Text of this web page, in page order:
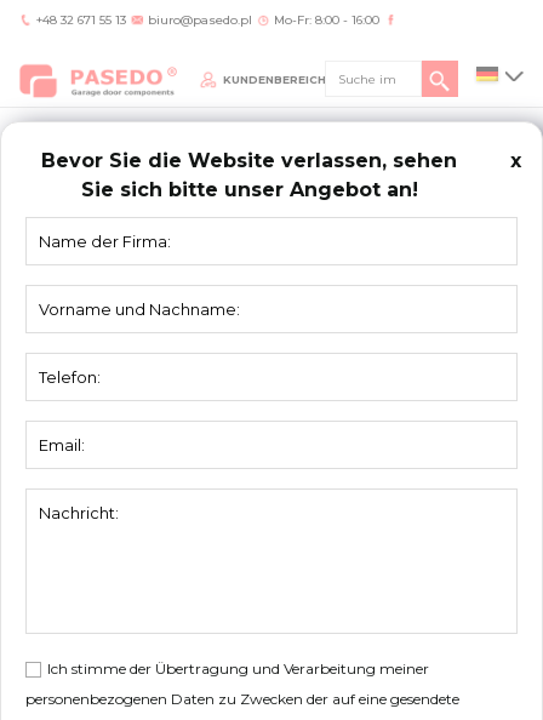
+48 32 671 55 13 biuro@pasedo.pl Mo-Fr: 8:00 - 16:00
KUNDENBEREICH
Bevor Sie die Website verlassen, sehen
Sie sich bitte unser Angebot an!
x
Ich stimme der Übertragung und Verarbeitung meiner
personenbezogenen Daten zu Zwecken der auf eine gesendete
Home/Produkte /Kupplungen
KUPPLUNGEN